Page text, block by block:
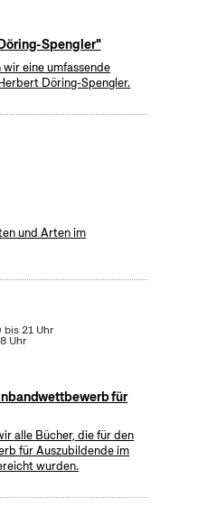
Spengler"
eine umfassende
Döring-Spengler.
und Arten im
bis 21 Uhr
Uhr
für
alle Bücher, die für den
für Auszubildende im
wurden.